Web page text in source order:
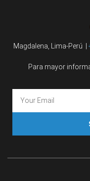
Magdalena, Lima-Perú |
Para mayor